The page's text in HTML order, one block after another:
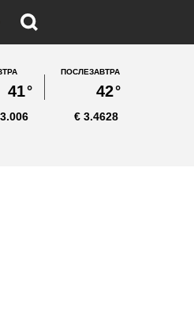
41°
ПОСЛЕЗАВТРА
42°
3.006 3.4628
€